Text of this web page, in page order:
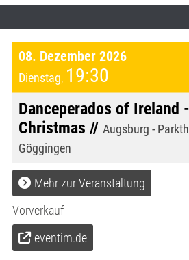
08. Dezember 2026
Dienstag, 19:30
Danceperados of
Christmas // Augsburg -
Göggingen
Mehr zur Veranstaltung
Vorverkauf
eventim.de